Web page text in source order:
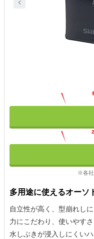
※各社
多用途に使えるオーソ
自立性が高く、型崩れし
力にこだわり、使いやす
水しぶきが浸入しにくい